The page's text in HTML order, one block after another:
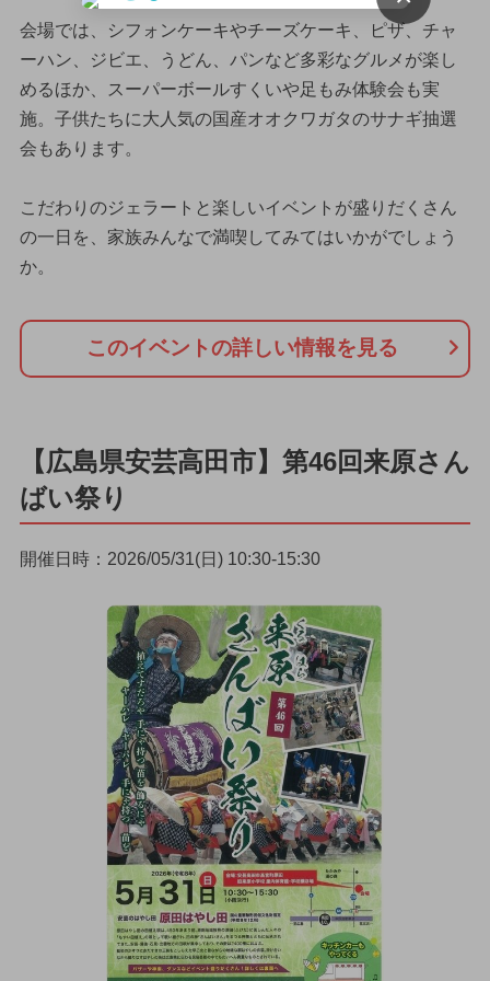
会場では、シフォンケーキやチーズケーキ、ピザ、チャ
ーハン、ジビエ、うどん、パンなど多彩なグルメが楽し
めるほか、スーパーボールすくいや足もみ体験会も実
施。子供たちに大人気の国産オオクワガタのサナギ抽選
会もあります。
こだわりのジェラートと楽しいイベントが盛りだくさん
の一日を、家族みんなで満喫してみてはいかがでしょう
か。
このイベントの詳しい情報を見る
【広島県安芸高田市】第46回来原さん
ばい祭り
開催日時：2026/05/31(日) 10:30-15:30